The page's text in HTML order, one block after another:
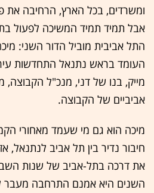
ומשרדים, בכל הארץ, הרחיבה את
אבל תמיד תמיד המשיכה לפעול
התל אביבית מוביל הדור השני:
העומד בראש נתנאל התחדשות
מייק, בנו של דני, מנכ"ל
אביביים של הקבוצה.
מיכה הוא גם מי שעמד מאחורי
חיבור נדיר בין תל אביב לנתנאל,
את דרכה בתל-אביב של שנות
השנים היא אמנם התרחבה מעבר